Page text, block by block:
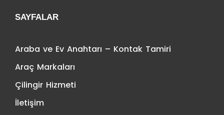
SAYFALAR
Araba ve Ev Anahtarı – Kontak Tamiri
Araç Markaları
Çilingir Hizmeti
İletişim